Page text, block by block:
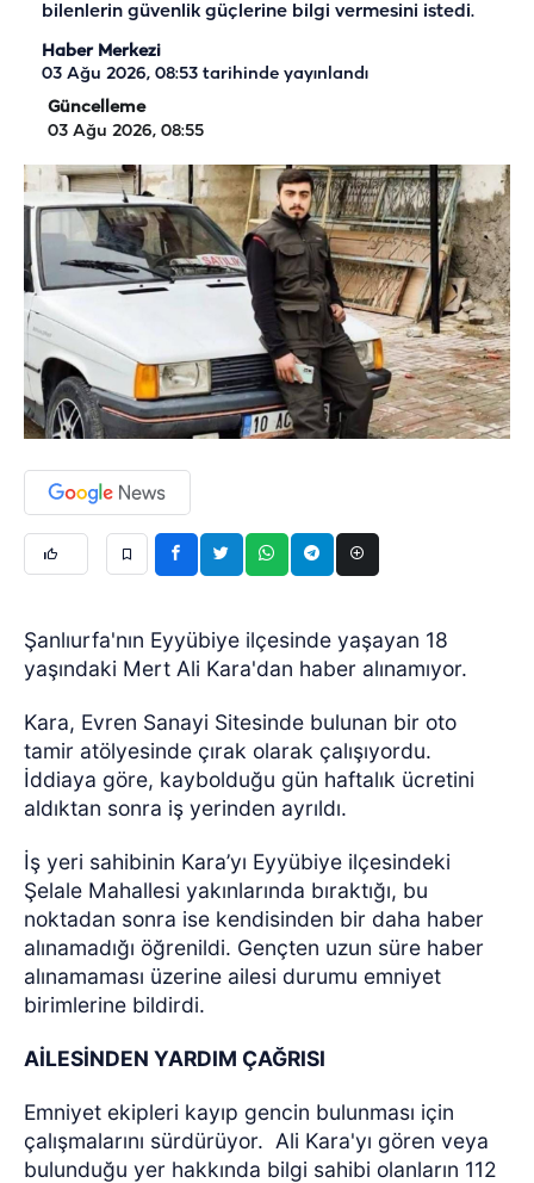
bilenlerin güvenlik güçlerine bilgi vermesini istedi.
Haber Merkezi
03 Ağu 2026, 08:53 tarihinde yayınlandı
Güncelleme
03 Ağu 2026, 08:55
Şanlıurfa'nın Eyyübiye ilçesinde yaşayan 18
yaşındaki Mert Ali Kara'dan haber alınamıyor.
Kara, Evren Sanayi Sitesinde bulunan bir oto
tamir atölyesinde çırak olarak çalışıyordu.
İddiaya göre, kaybolduğu gün haftalık ücretini
aldıktan sonra iş yerinden ayrıldı.
İş yeri sahibinin Kara’yı Eyyübiye ilçesindeki
Şelale Mahallesi yakınlarında bıraktığı, bu
noktadan sonra ise kendisinden bir daha haber
alınamadığı öğrenildi. Gençten uzun süre haber
alınamaması üzerine ailesi durumu emniyet
birimlerine bildirdi.
AİLESİNDEN YARDIM ÇAĞRISI
Emniyet ekipleri kayıp gencin bulunması için
çalışmalarını sürdürüyor. Ali Kara'yı gören veya
bulunduğu yer hakkında bilgi sahibi olanların 112